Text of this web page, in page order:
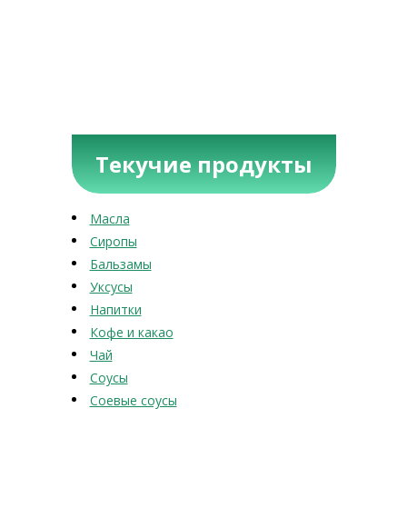
Текучие продукты
Масла
Сиропы
Бальзамы
Уксусы
Напитки
Кофе и какао
Чай
Соусы
Соевые соусы